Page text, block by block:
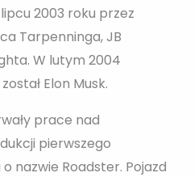
2003 roku przez
Tarpenninga, JB
W lutym 2004
Elon Musk.
prace nad
pierwszego
nazwie Roadster. Pojazd